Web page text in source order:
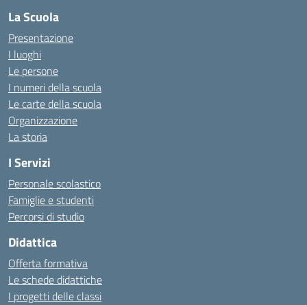
La Scuola
Presentazione
I luoghi
Le persone
I numeri della scuola
Le carte della scuola
Organizzazione
La storia
I Servizi
Personale scolastico
Famiglie e studenti
Percorsi di studio
Didattica
Offerta formativa
Le schede didattiche
I progetti delle classi